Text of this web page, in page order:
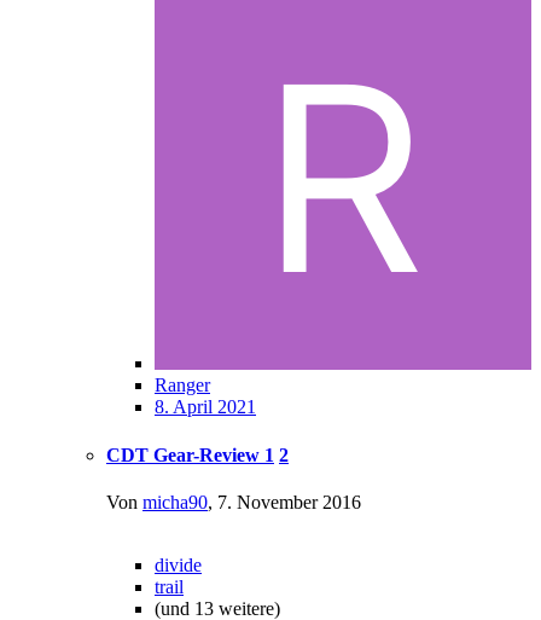
Ranger
8. April 2021
CDT Gear-Review 1 2
Von micha90, 7. November 2016
divide
trail
(und 13 weitere)